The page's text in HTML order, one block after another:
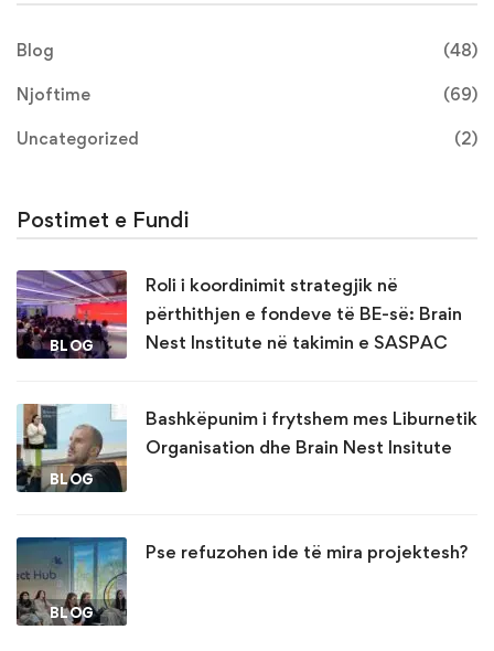
Blog (48)
Njoftime (69)
Uncategorized (2)
Postimet e Fundi
BLOG
Roli i koordinimit strategjik në
përthithjen e fondeve të BE-së: Brain
Nest Institute në takimin e SASPAC
BLOG
Bashkëpunim i frytshem mes Liburnetik
Organisation dhe Brain Nest Insitute
BLOG
Pse refuzohen ide të mira projektesh?